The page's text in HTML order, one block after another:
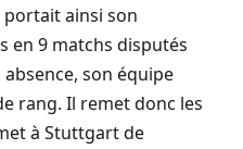
portait ainsi son
en 9 matchs disputés
son équipe
rang. Il remet donc les
à Stuttgart de